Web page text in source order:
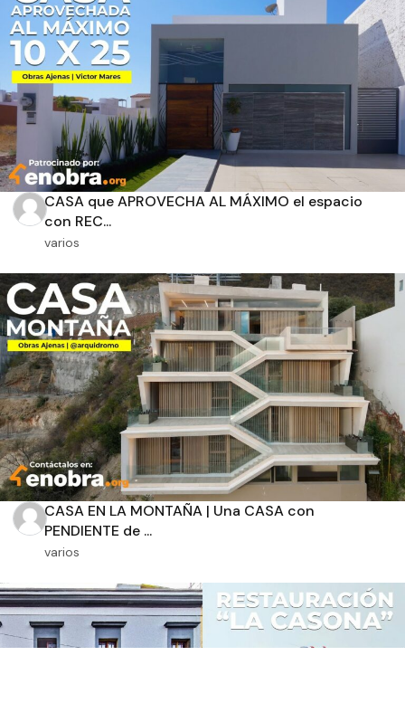
CASA que APROVECHA AL MÁXIMO el espacio
con REC...
varios
CASA EN LA MONTAÑA | Una CASA con
PENDIENTE de ...
varios
Aplicar filtros